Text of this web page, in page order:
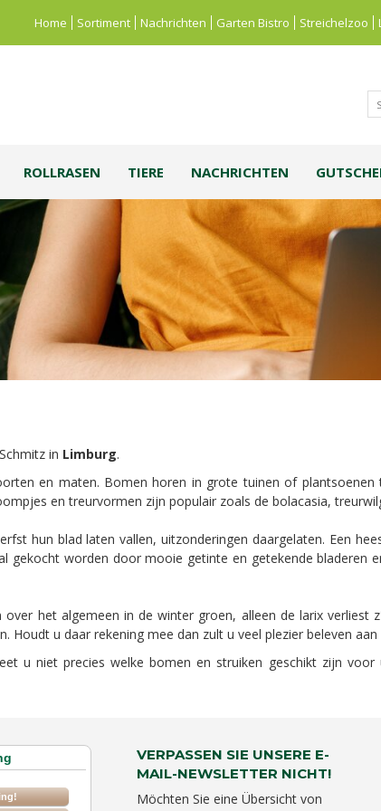
Home Sortiment Nachrichten Garten Bistro Streichelzoo
ROLLRASEN TIERE NACHRICHTEN
in Limburg.
en maten. Bomen horen in grote tuinen of
en treurvormen zijn populair zoals de bolacasia,
hun blad laten vallen, uitzonderingen daargelaten. Een
gekocht worden door mooie getinte en getekende bladeren
het algemeen in de winter groen, alleen de larix verliest
u daar rekening mee dan zult u veel plezier beleven
u niet precies welke bomen en struiken geschikt zijn
VERPASSEN SIE UNSERE E-
MAIL-NEWSLETTER NICHT!
Möchten Sie eine Übersicht von